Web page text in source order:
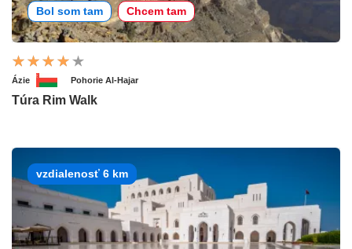
Bol som tam Chcem tam
Ázie Pohorie Al-Hajar
Túra Rim Walk
vzdialenosť 6 km